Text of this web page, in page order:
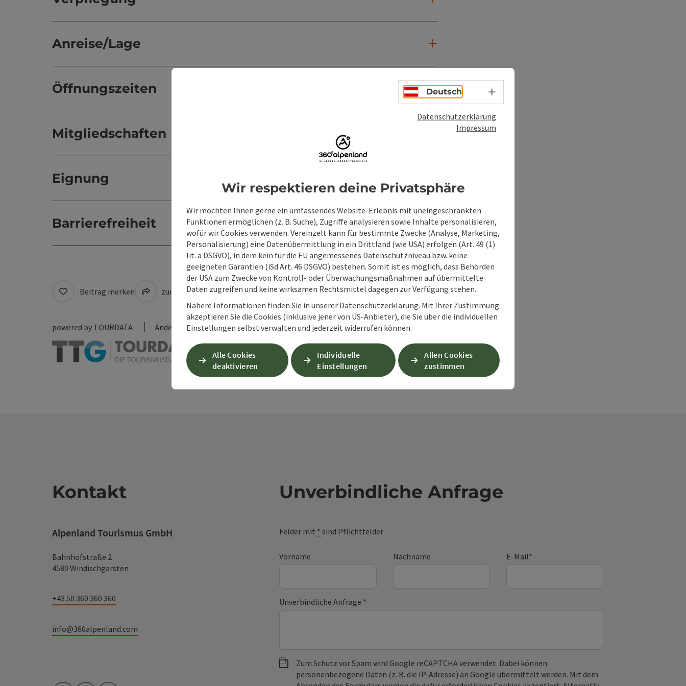
Anreise/Lage
Öffnungszeiten
Mitgliedschaften
Eignung
Barrierefreiheit
Beitrag merken zum Merkzettel PDF erstellen Beitrag drucken In der Nähe
powered by TOURDATA Änderung vorschlagen
Kontakt
Alpenland Tourismus GmbH
Bahnhofstraße 2
4580 Windischgarsten
+43 50 360 360 360
info@360alpenland.com
Unverbindliche Anfrage
Felder mit * sind Pflichtfelder
Vorname Nachname E-Mail*
Unverbindliche Anfrage *
Zum Schutz vor Spam wird Google reCAPTCHA verwendet. Dabei können
personenbezogene Daten (z. B. die IP-Adresse) an Google übermittelt werden. Mit dem
Deutsch Sprachwahl - Menü öffnen
Datenschutzerklärung
Impressum
Wir respektieren deine Privatsphäre
Wir möchten Ihnen gerne ein umfassendes Website-Erlebnis mit uneingeschränkten
Funktionen ermöglichen (z. B. Suche), Zugriffe analysieren sowie Inhalte personalisieren,
wofür wir Cookies verwenden. Vereinzelt kann für bestimmte Zwecke (Analyse, Marketing,
Personalisierung) eine Datenübermittlung in ein Drittland (wie USA) erfolgen (Art. 49 (1)
lit. a DSGVO), in dem kein für die EU angemessenes Datenschutzniveau bzw. keine
geeigneten Garantien (iSd Art. 46 DSGVO) bestehen. Somit ist es möglich, dass Behörden
der USA zum Zwecke von Kontroll- oder Überwachungsmaßnahmen auf übermittelte
Daten zugreifen und keine wirksamen Rechtsmittel dagegen zur Verfügung stehen.
Nähere Informationen finden Sie in unserer Datenschutzerklärung. Mit Ihrer Zustimmung
akzeptieren Sie die Cookies (inklusive jener von US-Anbieter), die Sie über die individuellen
Einstellungen selbst verwalten und jederzeit widerrufen können.
Alle Cookies
deaktivieren
Individuelle
Einstellungen
Allen Cookies
zustimmen